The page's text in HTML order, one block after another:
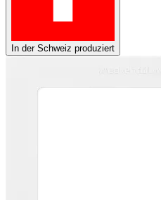
In der Schweiz produziert